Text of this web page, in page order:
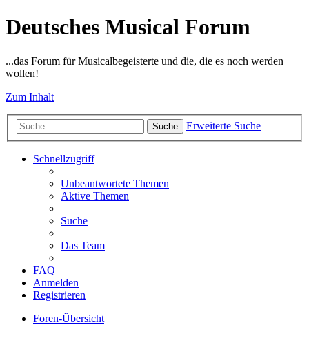
Deutsches Musical Forum
...das Forum für Musicalbegeisterte und die, die es noch werden
wollen!
Zum Inhalt
Suche Erweiterte Suche
Schnellzugriff
Unbeantwortete Themen
Aktive Themen
Suche
Das Team
FAQ
Anmelden
Registrieren
Foren-Übersicht